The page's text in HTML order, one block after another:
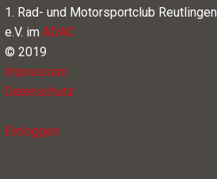
1. Rad- und Motorsportclub Reutlingen
e.V. im ADAC
© 2019
Impressum
Datenschutz
Einloggen